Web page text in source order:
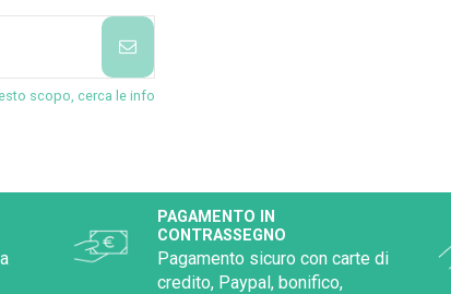
scopo, cerca le info
PAGAMENTO IN
CONTRASSEGNO
Pagamento sicuro con carte di
credito, Paypal, bonifico,